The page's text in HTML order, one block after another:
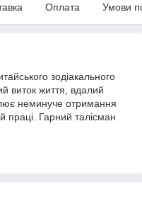
Оплата Умови
зодіакального
виток життя, вдалий
неминуче отримання
праці. Гарний талісман